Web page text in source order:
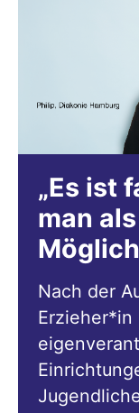
„Es ist
man
Nach der
Erzieher*in